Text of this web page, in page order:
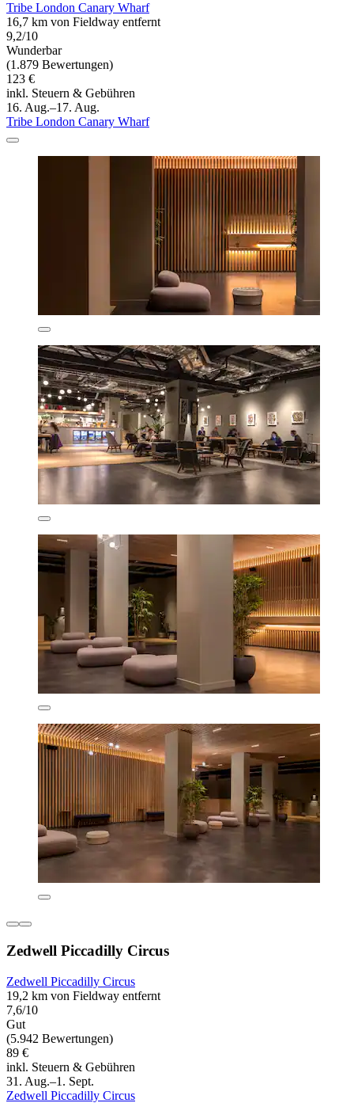
Tribe London Canary Wharf
16,7 km von Fieldway entfernt
9,2/10
Wunderbar
(1.879 Bewertungen)
123 €
inkl. Steuern & Gebühren
16. Aug.–17. Aug.
Tribe London Canary Wharf
Zedwell Piccadilly Circus
Zedwell Piccadilly Circus
19,2 km von Fieldway entfernt
7,6/10
Gut
(5.942 Bewertungen)
89 €
inkl. Steuern & Gebühren
31. Aug.–1. Sept.
Zedwell Piccadilly Circus